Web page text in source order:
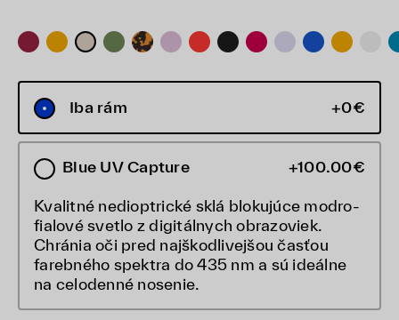
Iba rám +0€
Blue UV Capture +100.00€
Kvalitné nedioptrické sklá blokujúce modro-
fialové svetlo z digitálnych obrazoviek.
Chránia oči pred najškodlivejšou časťou
farebného spektra do 435 nm a sú ideálne
na celodenné nosenie.